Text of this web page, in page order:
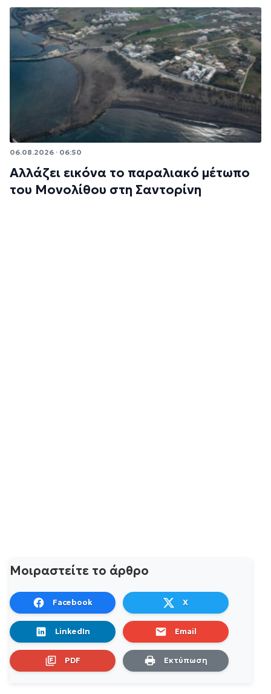
06.08.2026 · 06:50
Αλλάζει εικόνα το παραλιακό μέτωπο
του Μονολίθου στη Σαντορίνη
Μοιραστείτε το άρθρο
Facebook X
LinkedIn Email
PDF Εκτύπωση